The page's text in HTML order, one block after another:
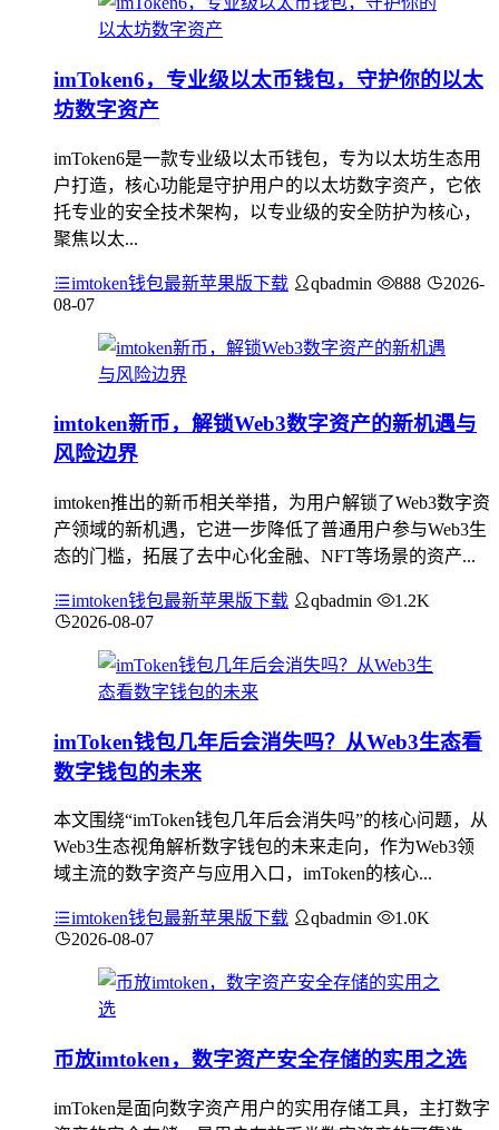
imToken6，专业级以太币钱包，守护你的以太
坊数字资产
imToken6是一款专业级以太币钱包，专为以太坊生态用
户打造，核心功能是守护用户的以太坊数字资产，它依
托专业的安全技术架构，以专业级的安全防护为核心，
聚焦以太...
imtoken钱包最新苹果版下载 qbadmin 888
2026-
08-07
imtoken新币，解锁Web3数字资产的新机遇与
风险边界
imtoken推出的新币相关举措，为用户解锁了Web3数字资
产领域的新机遇，它进一步降低了普通用户参与Web3生
态的门槛，拓展了去中心化金融、NFT等场景的资产...
imtoken钱包最新苹果版下载 qbadmin
1.2K
2026-08-07
imToken钱包几年后会消失吗？从Web3生态看
数字钱包的未来
本文围绕“imToken钱包几年后会消失吗”的核心问题，从
Web3生态视角解析数字钱包的未来走向，作为Web3领
域主流的数字资产与应用入口，imToken的核心...
imtoken钱包最新苹果版下载 qbadmin
1.0K
2026-08-07
币放imtoken，数字资产安全存储的实用之选
imToken是面向数字资产用户的实用存储工具，主打数字